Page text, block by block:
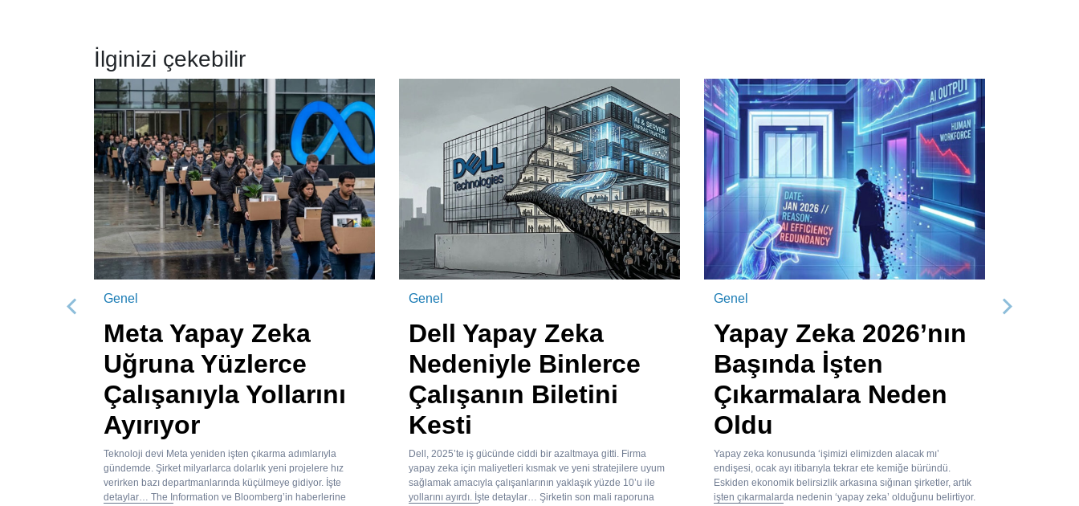
İlginizi çekebilir
Genel
Meta Yapay Zeka
Uğruna Yüzlerce
Çalışanıyla Yollarını
Ayırıyor
Teknoloji devi Meta yeniden işten çıkarma adımlarıyla
gündemde. Şirket milyarlarca dolarlık yeni projelere hız
verirken bazı departmanlarında küçülmeye gidiyor. İşte
detaylar… The Information ve Bloomberg’in haberlerine
Genel
Dell Yapay Zeka
Nedeniyle Binlerce
Çalışanın Biletini
Kesti
Dell, 2025’te iş gücünde ciddi bir azaltmaya gitti. Firma
yapay zeka için maliyetleri kısmak ve yeni stratejilere uyum
sağlamak amacıyla çalışanlarının yaklaşık yüzde 10’u ile
yollarını ayırdı. İşte detaylar… Şirketin son mali raporuna
Genel
Yapay Zeka 2026’nın
Başında İşten
Çıkarmalara Neden
Oldu
Yapay zeka konusunda ‘işimizi elimizden alacak mı’
endişesi, ocak ayı itibarıyla tekrar ete kemiğe büründü.
Eskiden ekonomik belirsizlik arkasına sığınan şirketler, artık
işten çıkarmalarda nedenin ‘yapay zeka’ olduğunu belirtiyor.
Önceki Sonraki